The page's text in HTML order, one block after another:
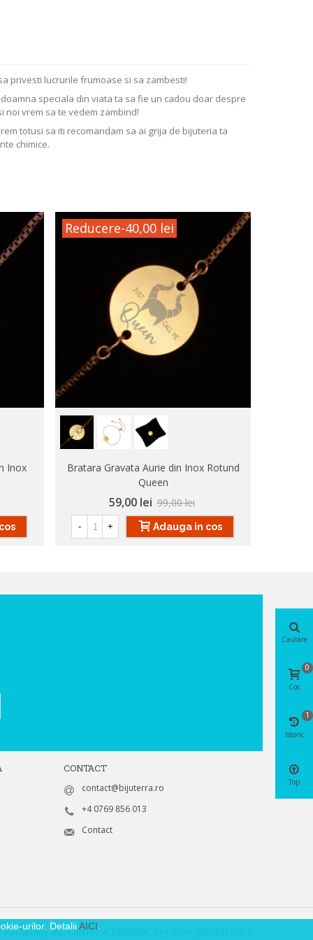
privesti lucrurile frumoase si sa zambesti!
speciala din viata ta sa fie un cadou doar despre
noi vrem sa te vedem zambind!
totusi sa iti recomandam sa ai grija de bijuteria ta
chimice.
Inox
Reducere-40,00 lei
Bratara Gravata Aurie din Inox Rotund
Queen
59,00 lei 99,00 lei
- + Adauga in cos
CONTACT
contact@bijuterra.ro
+4 0769 856 013
Contact
urilor. DetaliiAICI
Society SRL, Cod Fiscal 39605806, Reg. Com. J40/9871/2018
Cautare
Cos
0
Istoric
1
Top